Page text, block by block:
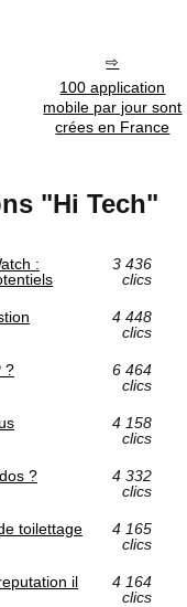
100 application
mobile par jour sont
crées en France
"Hi Tech"
:
3 436
clics
4 448
clics
?
6 464
clics
4 158
clics
?
4 332
clics
toilettage
4 165
clics
il
4 164
clics